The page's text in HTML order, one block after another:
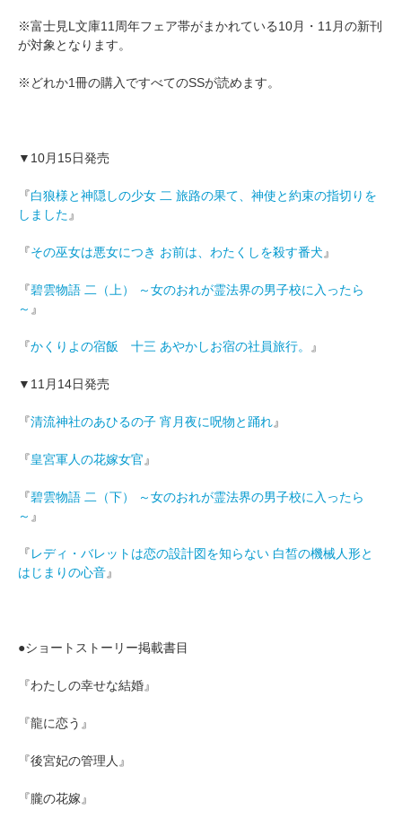
※富士見L文庫11周年フェア帯がまかれている10月・11月の新刊
が対象となります。
※どれか1冊の購入ですべてのSSが読めます。
▼10月15日発売
『白狼様と神隠しの少女 二 旅路の果て、神使と約束の指切りを
しました 』
『その巫女は悪女につき お前は、わたくしを殺す番犬 』
『碧雲物語 二（上） ～女のおれが霊法界の男子校に入ったら
～ 』
『かくりよの宿飯 十三 あやかしお宿の社員旅行。 』
▼11月14日発売
『清流神社のあひるの子 宵月夜に呪物と踊れ』
『皇宮軍人の花嫁女官 』
『碧雲物語 二（下） ～女のおれが霊法界の男子校に入ったら
～ 』
『レディ・バレットは恋の設計図を知らない 白皙の機械人形と
はじまりの心音』
●ショートストーリー掲載書目
『わたしの幸せな結婚』
『龍に恋う』
『後宮妃の管理人』
『朧の花嫁』